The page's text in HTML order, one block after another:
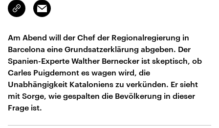
Link
kopieren/teilen
Email
Am Abend will der Chef der Regionalregierung in
Barcelona eine Grundsatzerklärung abgeben. Der
Spanien-Experte Walther Bernecker ist skeptisch, ob
Carles Puigdemont es wagen wird, die
Unabhängigkeit Kataloniens zu verkünden. Er sieht
mit Sorge, wie gespalten die Bevölkerung in dieser
Frage ist.